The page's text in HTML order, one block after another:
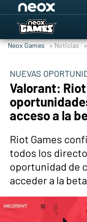
Neox Games » Noticias
NUEVAS
Valorant:
acceso a la
Riot Games
todos los
oportunidad de
acceder a la